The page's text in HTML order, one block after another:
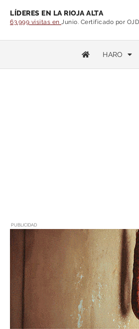
LÍDERES EN LA RIOJA ALTA
63.999 visitas en Junio. Certificado por
HARO
PUBLICIDAD
Estás leyendo: Aviso